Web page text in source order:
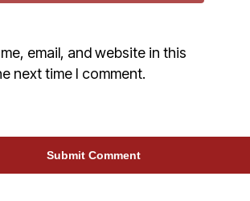
email, and website in this
next time I comment.